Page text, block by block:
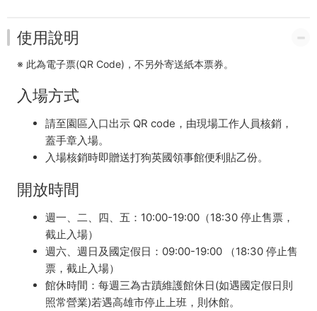
使用說明
※ 此為電子票(QR Code)，不另外寄送紙本票券。
入場方式
請至園區入口出示 QR code，由現場工作人員核銷，
蓋手章入場。
入場核銷時即贈送打狗英國領事館便利貼乙份。
開放時間
週一、二、四、五：10:00-19:00（18:30 停止售票，
截止入場）
週六、週日及國定假日：09:00-19:00 （18:30 停止售
票，截止入場）
館休時間：每週三為古蹟維護館休日(如遇國定假日則
照常營業)若遇高雄市停止上班，則休館。